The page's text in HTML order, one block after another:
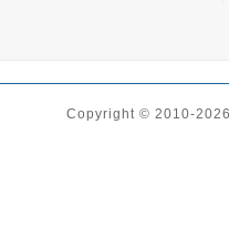
Copyright © 2010-